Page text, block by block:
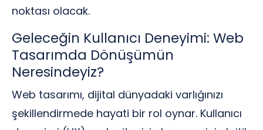
noktası olacak.
Geleceğin Kullanıcı Deneyimi: Web
Tasarımda Dönüşümün
Neresindeyiz?
Web tasarımı, dijital dünyadaki varlığınızı
şekillendirmede hayati bir rol oynar. Kullanıcı